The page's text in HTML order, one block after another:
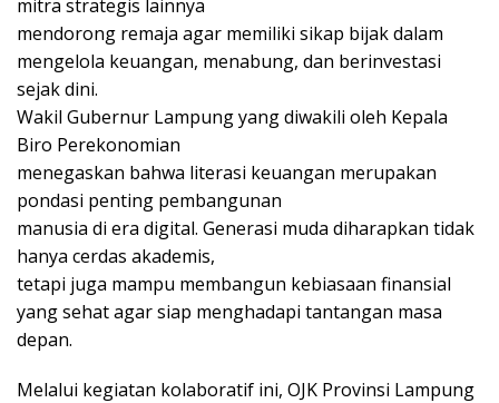
mitra strategis lainnya
mendorong remaja agar memiliki sikap bijak dalam
mengelola keuangan, menabung, dan berinvestasi
sejak dini.
Wakil Gubernur Lampung yang diwakili oleh Kepala
Biro Perekonomian
menegaskan bahwa literasi keuangan merupakan
pondasi penting pembangunan
manusia di era digital. Generasi muda diharapkan tidak
hanya cerdas akademis,
tetapi juga mampu membangun kebiasaan finansial
yang sehat agar siap menghadapi tantangan masa
depan.
Melalui kegiatan kolaboratif ini, OJK Provinsi Lampung